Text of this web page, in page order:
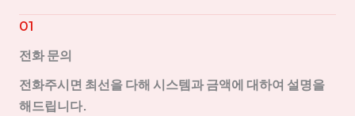
01
전화 문의
전화주시면 최선을 다해 시스템과 금액에 대하여 설명을
해드립니다.